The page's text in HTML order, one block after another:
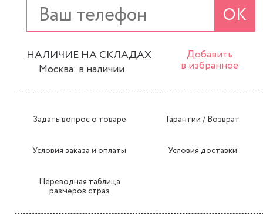
ОК
НАЛИЧИЕ НА СКЛАДАХ
Москва: в наличии
Добавить
в избранное
Задать вопрос о товаре Гарантии / Возврат
Условия заказа и оплаты Условия доставки
Переводная таблица
размеров страз